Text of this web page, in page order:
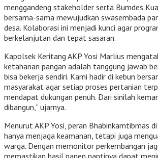
menggandeng stakeholder serta Bumdes
bersama-sama mewujudkan swasembada
desa. Kolaborasi ini menjadi kunci agar
berkelanjutan dan tepat sasaran.
Kapolsek Keritang AKP Yosi Marlius
ketahanan pangan adalah tanggung jawab
bisa bekerja sendiri. Kami hadir di kebun
masyarakat agar setiap proses pertanian
mendapat dukungan penuh. Dari sinilah
dibangun,” ujarnya.
Menurut AKP Yosi, peran Bhabinkamtibmas
hanya menjaga keamanan, tetapi juga
warga. Dengan memonitor perkembangan
memastikan hasil panen nantinya dapat